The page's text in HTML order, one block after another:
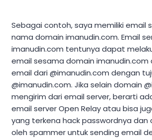
Sebagai contoh, saya memiliki email
nama domain imanudin.com. Email
imanudin.com tentunya dapat
email sesama domain imanudin.com
email dari @imanudin.com dengan
@imanudin.com. Jika selain domain
mengirim dari email server, berarti
email server Open Relay atau bisa
yang terkena hack passwordnya dan
oleh spammer untuk sending email